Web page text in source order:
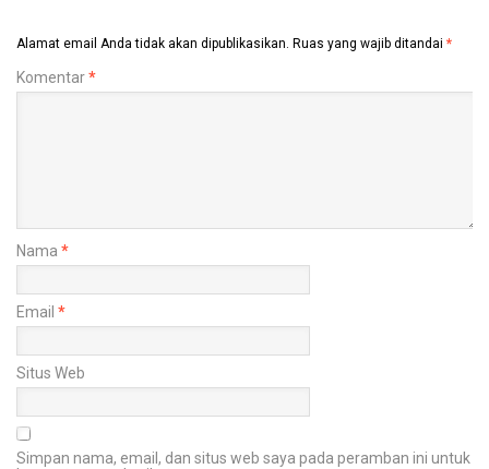
Alamat email Anda tidak akan dipublikasikan. Ruas yang wajib ditandai *
Komentar*
Nama *
Email *
Situs Web
Simpan nama, email, dan situs web saya pada peramban ini untuk